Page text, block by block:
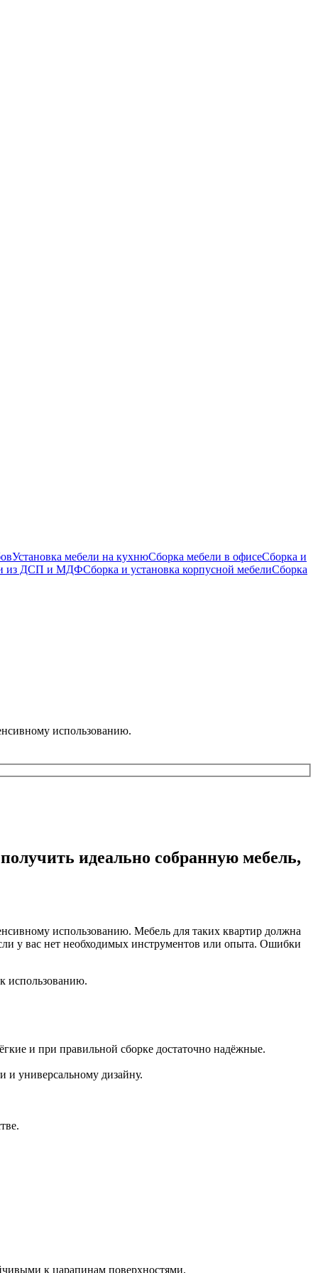
Установка мебели на кухнюСборка мебели в офисеСборка и
из ДСП и МДФСборка и установка корпусной мебелиСборка
использованию.
идеально собранную мебель,
использованию. Мебель для таких квартир должна
у вас нет необходимых инструментов или опыта. Ошибки
использованию.
и при правильной сборке достаточно надёжные.
и универсальному дизайну.
к царапинам поверхностями.